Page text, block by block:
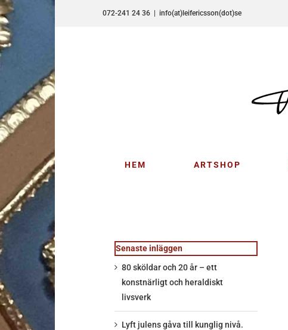
Fortsätt
till
innehållet
072-241 24 36 info(at)leifericsson(dot)se
HEM ARTSHOP
Senaste inläggen
80 sköldar och 20 år – ett
konstnärligt och heraldiskt
livsverk
Lyft julens gåva till kunglig nivå.